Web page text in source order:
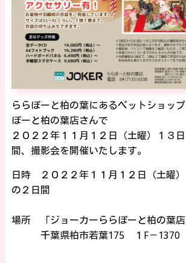
ららぽーと柏の葉にあるペットショッ
ぽーと柏の葉店さんで
２０２２年１１月１２日（土曜）１３
間、撮影会を開催いたします。
日時 ２０２２年１１月１２日（土曜）
の２日間
場所 「ジョーカーららぽーと柏の葉店
千葉県柏市若葉175 １F－1370